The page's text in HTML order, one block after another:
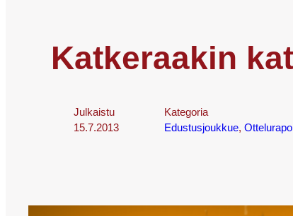
Katkeraakin
Julkaistu
15.7.2013
Kategoria
Edustusjoukkue,